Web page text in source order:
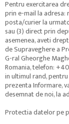
Pentru exercitarea
prin e-mail la adresa:
posta/curier la
sau (3) direct prin
asemenea, aveti
de Supraveghere a
G-ral Gheorghe
Romania, telefon:
in ultimul rand,
prezenta Informare,
desemnat de noi, la
Protectia datelor pe